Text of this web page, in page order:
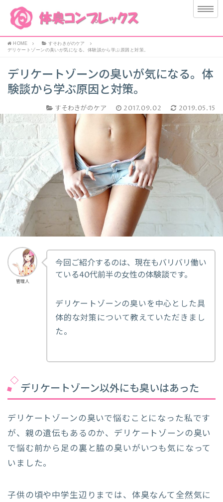
HOME
すそわきがのケア
デリケートゾーンの臭いが気になる。体験談から学ぶ原因と対策。
デリケートゾーンの臭いが気になる。体
験談から学ぶ原因と対策。
すそわきがのケア 2017.09.02 2019.05.15
管理人
今回ご紹介するのは、現在もバリバリ働い
ている40代前半の女性の体験談です。
デリケートゾーンの臭いを中心とした具
体的な対策について教えていただきまし
た。
デリケートゾーン以外にも臭いはあった
デリケートゾーンの臭いで悩むことになった私です
が、親の遺伝もあるのか、デリケートゾーンの臭い
で悩む前から足の裏と脇の臭いがいつも気になって
いました。
子供の頃や中学生辺りまでは、体臭なんて全然気に